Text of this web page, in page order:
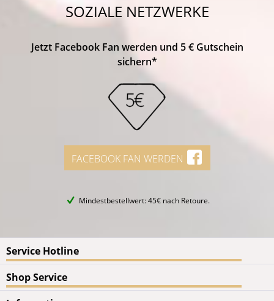
SOZIALE NETZWERKE
Jetzt Facebook Fan werden und 5 € Gutschein
sichern*
FACEBOOK FAN WERDEN
Mindestbestellwert: 45€ nach Retoure.
Service Hotline
Shop Service